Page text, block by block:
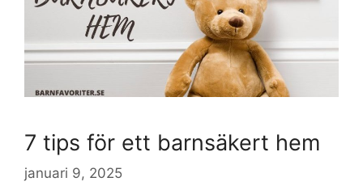
7 tips för ett barnsäkert hem
januari 9, 2025